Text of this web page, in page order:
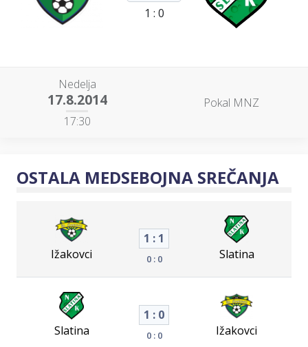
1 : 0
Nedelja
17.8.2014
17:30
Pokal MNZ
OSTALA MEDSEBOJNA SREČANJA
Ižakovci
1 : 1
0 : 0 Slatina
Slatina
1 : 0
0 : 0 Ižakovci